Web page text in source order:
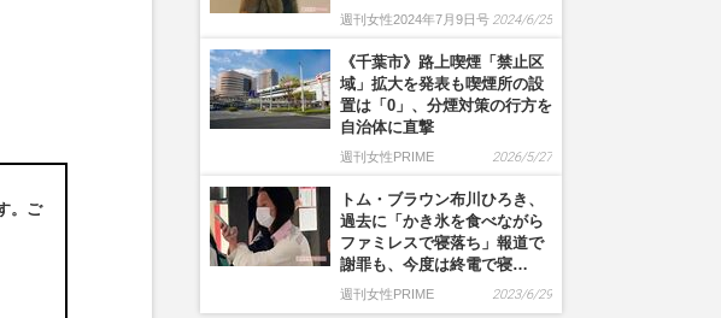
。ご
週刊女性2024年7月9日号 2024/6/25
《千葉市》路上喫煙「禁止区
域」拡大を発表も喫煙所の設
置は「0」、分煙対策の行方を
自治体に直撃
週刊女性PRIME 2026/5/27
トム・ブラウン布川ひろき、
過去に「かき氷を食べながら
ファミレスで寝落ち」報道で
謝罪も、今度は終電で寝…
週刊女性PRIME 2023/6/29